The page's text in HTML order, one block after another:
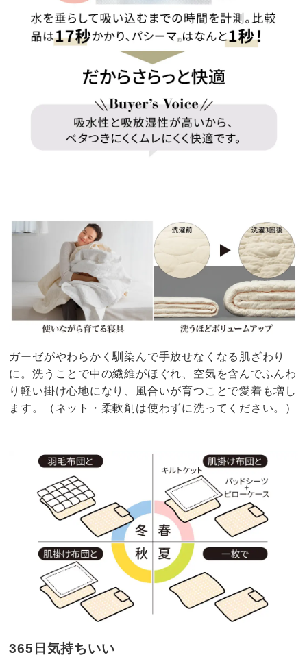
ガーゼがやわらかく馴染んで手放せなくなる肌ざわり
に。洗うことで中の繊維がほぐれ、空気を含んでふんわ
り軽い掛け心地になり、風合いが育つことで愛着も増し
ます。（ネット・柔軟剤は使わずに洗ってください。）
365日気持ちいい